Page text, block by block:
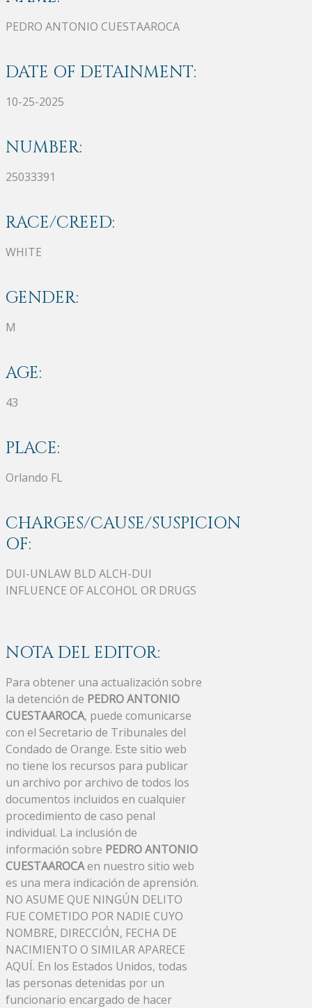
PEDRO ANTONIO CUESTAAROCA
DATE OF DETAINMENT:
10-25-2025
NUMBER:
25033391
RACE/CREED:
WHITE
GENDER:
M
AGE:
43
PLACE:
Orlando FL
CHARGES/CAUSE/SUSPICION
OF:
DUI-UNLAW BLD ALCH-DUI
INFLUENCE OF ALCOHOL OR DRUGS
NOTA DEL EDITOR:
Para obtener una actualización sobre
la detención de PEDRO ANTONIO
CUESTAAROCA, puede comunicarse
con el Secretario de Tribunales del
Condado de Orange. Este sitio web
no tiene los recursos para publicar
un archivo por archivo de todos los
documentos incluidos en cualquier
procedimiento de caso penal
individual. La inclusión de
información sobre PEDRO ANTONIO
CUESTAAROCAen nuestro sitio web
es una mera indicación de aprensión.
NO ASUME QUE NINGÚN DELITO
FUE COMETIDO POR NADIE CUYO
NOMBRE, DIRECCIÓN, FECHA DE
NACIMIENTO O SIMILAR APARECE
AQUÍ. En los Estados Unidos, todas
las personas detenidas por un
funcionario encargado de hacer